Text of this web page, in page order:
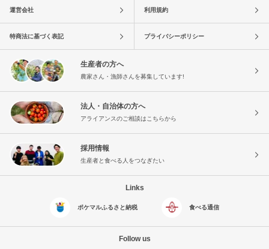
運営会社 利用規約
特商法に基づく表記 プライバシーポリシー
生産者の方へ
農家さん・漁師さんを募集しています!
法人・自治体の方へ
アライアンスのご相談はこちらから
採用情報
生産者と食べる人をつなぎたい
Links
ポケマルふるさと納税 食べる通信
Follow us